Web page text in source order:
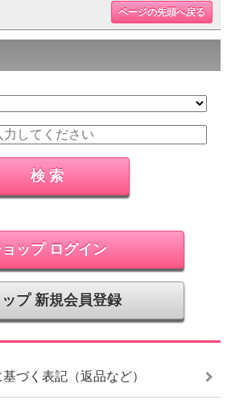
ページの先頭へ戻る
ョップ ログイン
プ 新規会員登録
づく表記（返品など）